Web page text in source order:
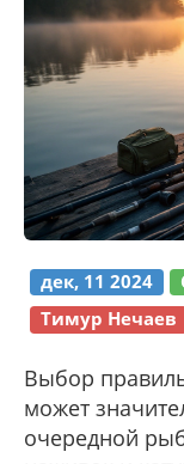
дек, 11 2024
Тимур Нечаев
Выбор
может
очередной